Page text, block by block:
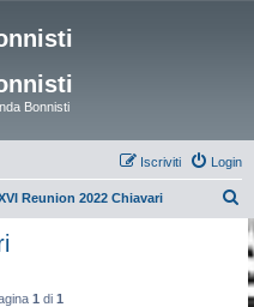
Bonnisti
Login
Iscriviti
Reunion 2022 Chiavari
1 di 1